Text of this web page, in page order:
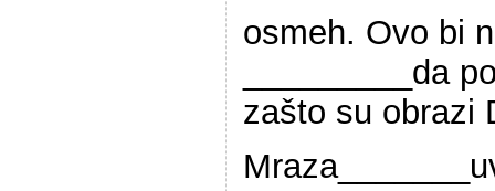
osmeh. Ovo bi
_________da
zašto su obrazi